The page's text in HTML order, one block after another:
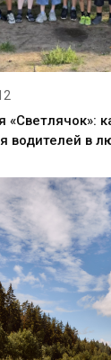
«Светлячок»:
водителей в